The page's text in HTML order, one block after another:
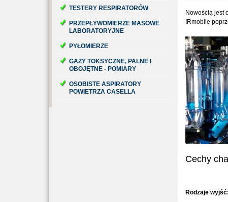
Nowością jest
IRmobile
Cechy
Rodzaje wyjść:
TESTERY RESPIRATORÓW
PRZEPŁYWOMIERZE MASOWE
LABORATORYJNE
PYŁOMIERZE
GAZY TOKSYCZNE, PALNE I
OBOJĘTNE - POMIARY
OSOBISTE ASPIRATORY
POWIETRZA CASELLA